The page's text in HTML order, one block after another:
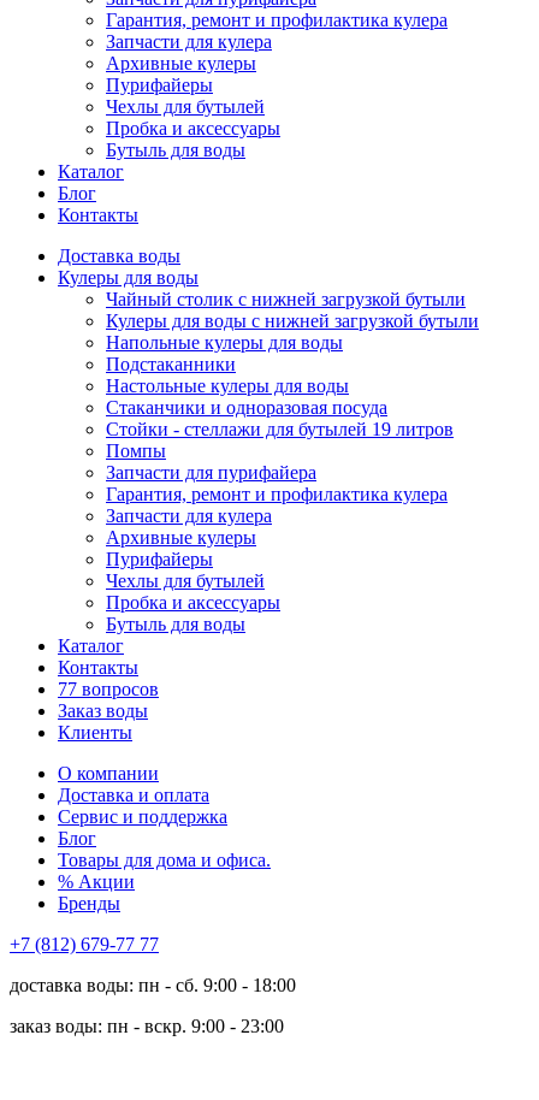
Гарантия, ремонт и профилактика кулера
Запчасти для кулера
Архивные кулеры
Пурифайеры
Чехлы для бутылей
Пробка и аксессуары
Бутыль для воды
Каталог
Блог
Контакты
Доставка воды
Кулеры для воды
Чайный столик с нижней загрузкой бутыли
Кулеры для воды с нижней загрузкой бутыли
Напольные кулеры для воды
Подстаканники
Настольные кулеры для воды
Стаканчики и одноразовая посуда
Стойки - стеллажи для бутылей 19 литров
Помпы
Запчасти для пурифайера
Гарантия, ремонт и профилактика кулера
Запчасти для кулера
Архивные кулеры
Пурифайеры
Чехлы для бутылей
Пробка и аксессуары
Бутыль для воды
Каталог
Контакты
77 вопросов
Заказ воды
Клиенты
О компании
Доставка и оплата
Сервис и поддержка
Блог
Товары для дома и офиса.
% Акции
Бренды
+7 (812) 679-77 77
доставка воды: пн - сб. 9:00 - 18:00
заказ воды: пн - вскр. 9:00 - 23:00